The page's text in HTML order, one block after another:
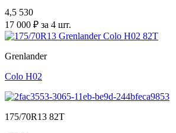
4,5 530
17 000 ₽ за 4 шт.
Grenlander
Colo H02
175/70R13 82T